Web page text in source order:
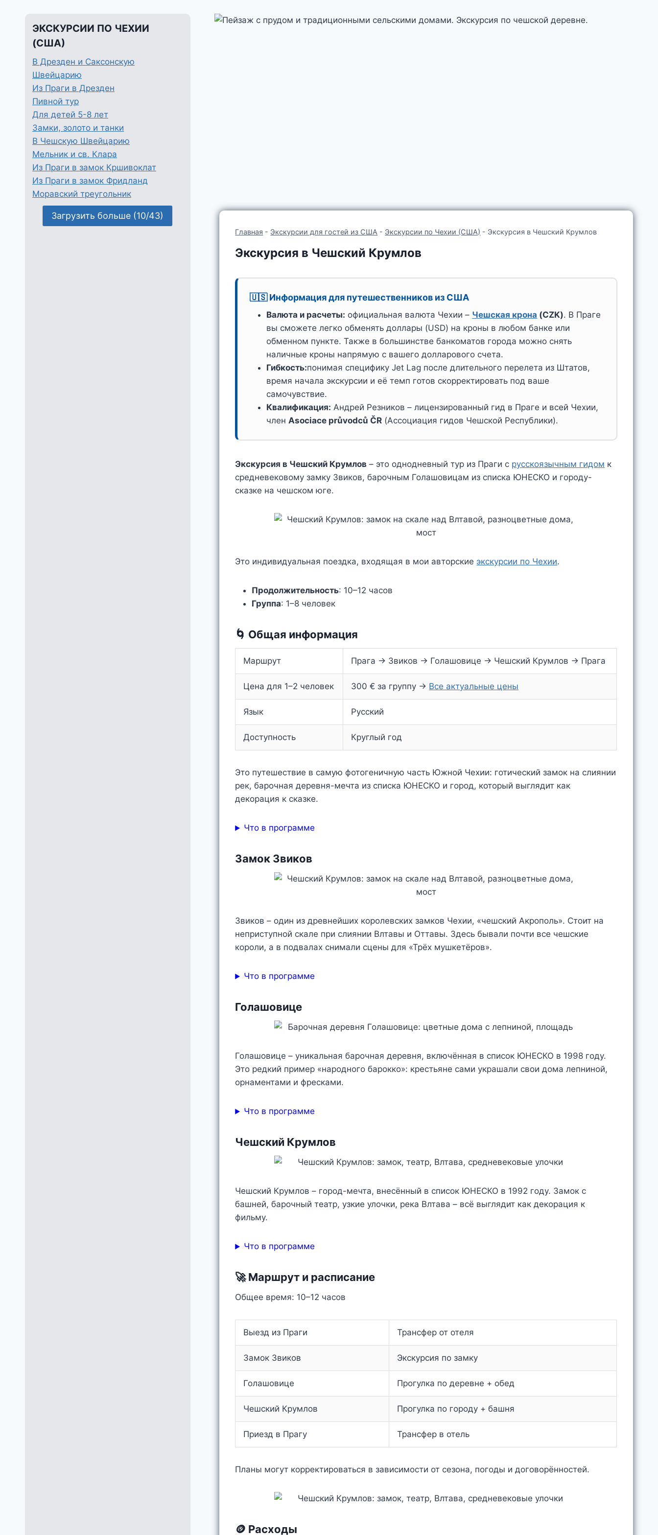
Главная - Экскурсии для гостей из США - Экскурсии по Чехии (США) - Экскурсия в Чешский Крумлов
Экскурсия в Чешский Крумлов
🇺🇸 Информация для путешественников из США
Валюта и расчеты: официальная валюта Чехии – Чешская крона (CZK). В Праге
вы сможете легко обменять доллары (USD) на кроны в любом банке или
обменном пункте. Также в большинстве банкоматов города можно снять
наличные кроны напрямую с вашего долларового счета.
Гибкость:понимая специфику Jet Lag после длительного перелета из Штатов,
время начала экскурсии и её темп готов скорректировать под ваше
самочувствие.
Квалификация: Андрей Резников – лицензированный гид в Праге и всей Чехии,
членAsociace průvodců ČR (Ассоциация гидов Чешской Республики).
Экскурсия в Чешский Крумлов – это однодневный тур из Праги с русскоязычным гидом к
средневековому замку Звиков, барочным Голашовицам из списка ЮНЕСКО и городу-
сказке на чешском юге.
Это индивидуальная поездка, входящая в мои авторские экскурсии по Чехии.
Продолжительность: 10–12 часов
Группа: 1–8 человек
🌀 Общая информация
Маршрут Прага → Звиков → Голашовице → Чешский Крумлов → Прага
Цена для 1–2 человек 300 € за группу → Все актуальные цены
Язык Русский
Доступность Круглый год
Это путешествие в самую фотогеничную часть Южной Чехии: готический замок на слиянии
рек, барочная деревня-мечта из списка ЮНЕСКО и город, который выглядит как
декорация к сказке.
Что в программе
Замок Звиков
Звиков – один из древнейших королевских замков Чехии, «чешский Акрополь». Стоит на
неприступной скале при слиянии Влтавы и Оттавы. Здесь бывали почти все чешские
короли, а в подвалах снимали сцены для «Трёх мушкетёров».
Что в программе
Голашовице
Голашовице – уникальная барочная деревня, включённая в список ЮНЕСКО в 1998 году.
Это редкий пример «народного барокко»: крестьяне сами украшали свои дома лепниной,
орнаментами и фресками.
Что в программе
Чешский Крумлов
Чешский Крумлов – город-мечта, внесённый в список ЮНЕСКО в 1992 году. Замок с
башней, барочный театр, узкие улочки, река Влтава – всё выглядит как декорация к
фильму.
Что в программе
🚀 Маршрут и расписание
Общее время: 10–12 часов
Выезд из Праги Трансфер от отеля
Замок Звиков Экскурсия по замку
Голашовице Прогулка по деревне + обед
Чешский Крумлов Прогулка по городу + башня
Приезд в Прагу Трансфер в отель
Планы могут корректироваться в зависимости от сезона, погоды и договорённостей.
🪙 Расходы
ЭКСКУРСИИ ПО ЧЕХИИ
(США)
В Дрезден и Саксонскую
Швейцарию
Из Праги в Дрезден
Пивной тур
Для детей 5-8 лет
Замки, золото и танки
В Чешскую Швейцарию
Мельник и св. Клара
Из Праги в замок Кршивоклат
Из Праги в замок Фридланд
Моравский треугольник
Загрузить больше (10/43)